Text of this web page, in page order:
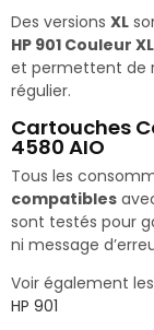
Des versions XL
HP 901 Couleur XL
et permettent de
régulier.
Cartouches
4580 AIO
Tous les
compatibles
sont testés pour
ni message
Voir également
HP 901